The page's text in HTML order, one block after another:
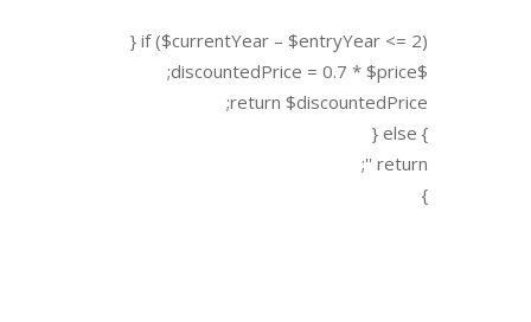
if ($currentYear – $entryYear <= 2) {
$discountedPrice = 0.7 * $price;
return $discountedPrice;
} else {
return '';
}